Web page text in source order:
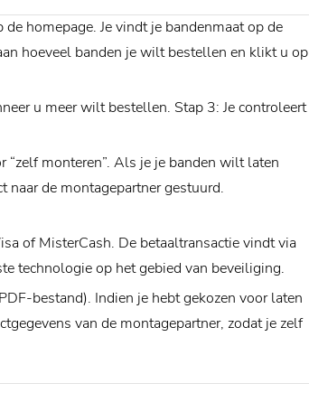
homepage. Je vindt je bandenmaat op de
hoeveel banden je wilt bestellen en klikt u op
u meer wilt bestellen. Stap 3: Je controleert
“zelf monteren”. Als je je banden wilt laten
naar de montagepartner gestuurd.
of MisterCash. De betaaltransactie vindt via
technologie op het gebied van beveiliging.
bestand). Indien je hebt gekozen voor laten
van de montagepartner, zodat je zelf